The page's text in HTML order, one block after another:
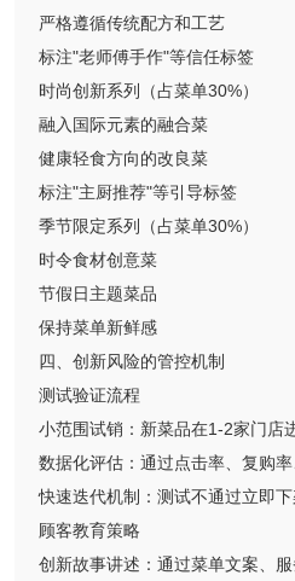
严格遵循传统配方和工艺
标注"老师傅手作"等信任标签
时尚创新系列（占菜单30%）
融入国际元素的融合菜
健康轻食方向的改良菜
标注"主厨推荐"等引导标签
季节限定系列（占菜单30%）
时令食材创意菜
节假日主题菜品
保持菜单新鲜感
四、创新风险的管控机制
测试验证流程
小范围试销：新菜品在1-2家门店
数据化评估：通过点击率、复购
快速迭代机制：测试不通过立即
顾客教育策略
创新故事讲述：通过菜单文案、